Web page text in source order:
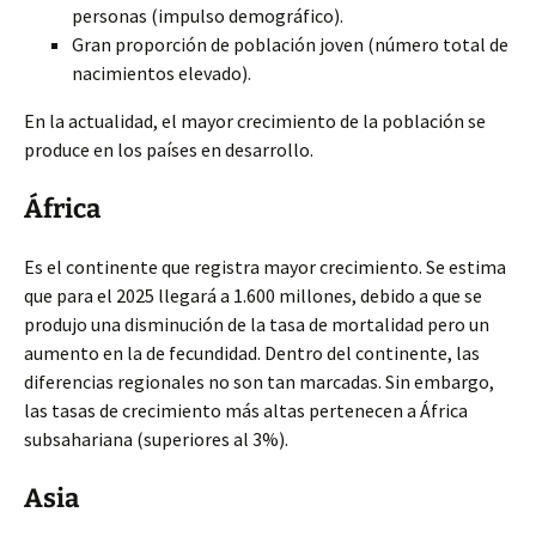
personas (impulso demográfico).
Gran proporción de población joven (número total de
nacimientos elevado).
En la actualidad, el mayor crecimiento de la población se
produce en los países en desarrollo.
África
Es el continente que registra mayor crecimiento. Se estima
que para el 2025 llegará a 1.600 millones, debido a que se
produjo una disminución de la tasa de mortalidad pero un
aumento en la de fecundidad. Dentro del continente, las
diferencias regionales no son tan marcadas. Sin embargo,
las tasas de crecimiento más altas pertenecen a África
subsahariana (superiores al 3%).
Asia